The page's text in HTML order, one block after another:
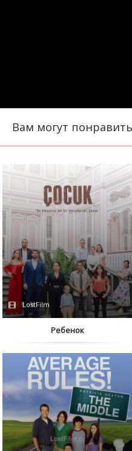
Вам могут
LostFilm
Ребенок